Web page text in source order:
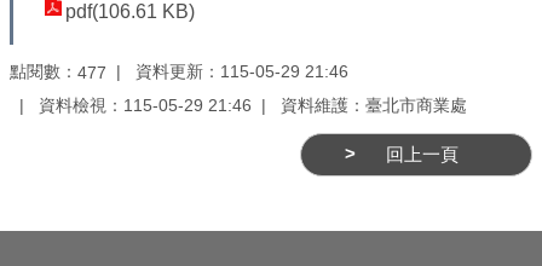
權
網
pdf(106.61 KB)
點閱數： 477
資料更新：115-05-29 21:46
資料檢視：115-05-29 21:46
資料維護：臺北市商業處
回上一頁